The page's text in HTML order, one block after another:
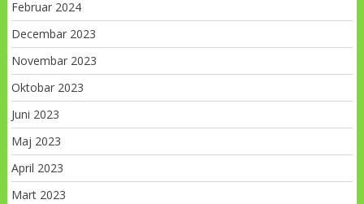
Februar 2024
Decembar 2023
Novembar 2023
Oktobar 2023
Juni 2023
Maj 2023
April 2023
Mart 2023